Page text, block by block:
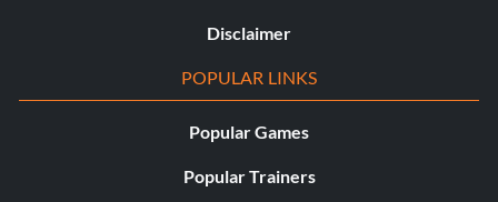
Disclaimer
POPULAR LINKS
Popular Games
Popular Trainers